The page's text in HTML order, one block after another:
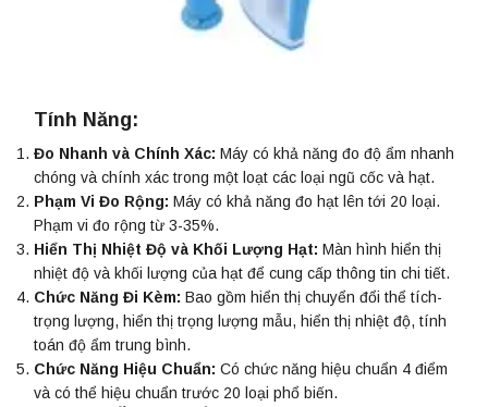
Tính Năng:
Đo Nhanh và Chính Xác: Máy có khả năng đo độ ẩm nhanh
chóng và chính xác trong một loạt các loại ngũ cốc và hạt.
Phạm Vi Đo Rộng: Máy có khả năng đo hạt lên tới 20 loại.
Phạm vi đo rộng từ 3-35%.
Hiển Thị Nhiệt Độ và Khối Lượng Hạt: Màn hình hiển thị
nhiệt độ và khối lượng của hạt để cung cấp thông tin chi tiết.
Chức Năng Đi Kèm: Bao gồm hiển thị chuyển đổi thể tích-
trọng lượng, hiển thị trọng lượng mẫu, hiển thị nhiệt độ, tính
toán độ ẩm trung bình.
Chức Năng Hiệu Chuẩn: Có chức năng hiệu chuẩn 4 điểm
và có thể hiệu chuẩn trước 20 loại phổ biến.